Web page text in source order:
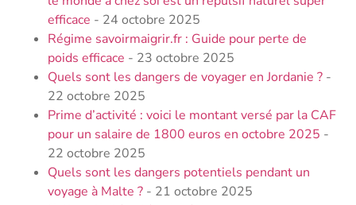
efficace - 24 octobre 2025
Régime savoirmaigrir.fr : Guide pour perte de
poids efficace - 23 octobre 2025
Quels sont les dangers de voyager en Jordanie ? -
22 octobre 2025
Prime d’activité : voici le montant versé par la CAF
pour un salaire de 1800 euros en octobre 2025 -
22 octobre 2025
Quels sont les dangers potentiels pendant un
voyage à Malte ? - 21 octobre 2025